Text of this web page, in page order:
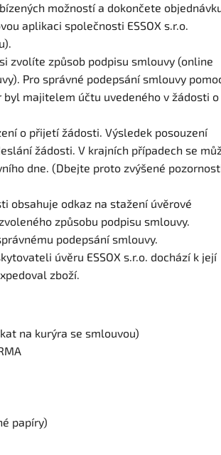
možností a dokončete
aplikaci společnosti ESSOX s.r.o.
zvolíte způsob podpisu smlouvy (online
Pro správné podepsání smlouvy
byl majitelem účtu uvedeného v žádosti o
o přijetí žádosti. Výsledek posouzení
žádosti. V krajních případech se
dne. (Dbejte proto zvýšené
obsahuje odkaz na stažení úvěrové
způsobu podpisu smlouvy.
podepsání smlouvy.
úvěru ESSOX s.r.o. dochází k její
zboží.
na kurýra se smlouvou)
papíry)